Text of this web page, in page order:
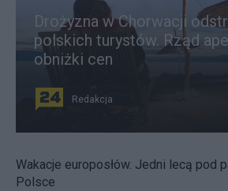
Drożyzna w Chorwacji
polskich turystów. Rząd
obniżki cen
Redakcja
Wakacje europosłów. Jedni lecą pod
Polsce